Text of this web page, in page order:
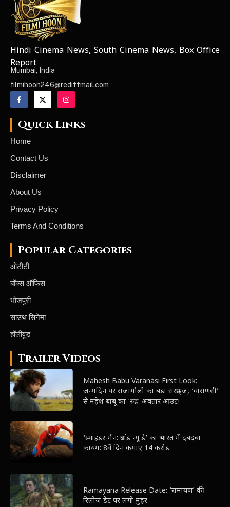
NEWS ELEMENTOR
Hindi Cinema News, South Cinema News, Box Office
Report
Mumbai, India
filmihoon246@rediffmail.com
Quick Links
Home
Contact Us
Disclaimer
About Us
Privacy Policy
Terms And Conditions
Popular Categories
ओटीटी
बॉक्स ऑफिस
भोजपुरी
साउथ सिनेमा
हॉलीवुड
Trailer Videos
Mahesh Babu Varanasi First Look:
जन्मदिन पर राजामौली का बड़ा सरप्राइज, ‘वाराणसी’
से महेश बाबू का ‘रुद्र’ अवतार आउट!
‘स्पाइडर-मैन: ब्रांड न्यू डे’ का भारत में दबदबा
कायम: 8वें दिन कमाए 14 करोड़
Ramayana Release Date: ‘रामायण’ की
रिलीज डेट पर लगी मुहर